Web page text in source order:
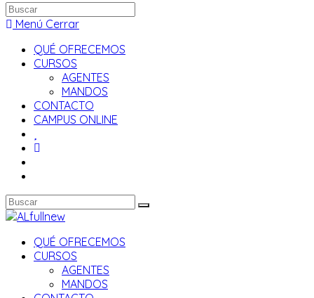
Buscar
en
web
Menú Cerrar
QUÉ OFRECEMOS
CURSOS
AGENTES
MANDOS
CONTACTO
CAMPUS ONLINE
QUÉ OFRECEMOS
CURSOS
AGENTES
MANDOS